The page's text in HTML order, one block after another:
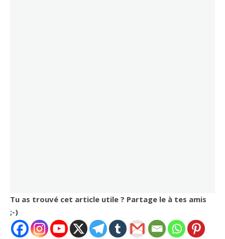
Tu as trouvé cet article utile ? Partage le à tes amis
;-)